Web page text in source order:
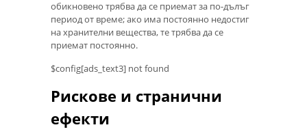
обикновено трябва да се приемат за по-дълъг
период от време; ако има постоянно недостиг
на хранителни вещества, те трябва да се
приемат постоянно.
$config[ads_text3] not found
Рискове и странични
ефекти